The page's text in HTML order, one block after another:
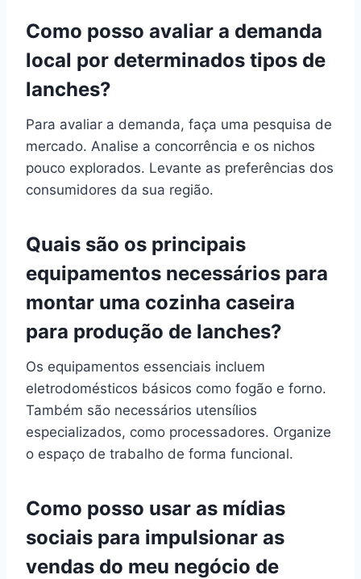
Como posso avaliar a demanda
local por determinados tipos de
lanches?
Para avaliar a demanda, faça uma pesquisa de
mercado. Analise a concorrência e os nichos
pouco explorados. Levante as preferências dos
consumidores da sua região.
Quais são os principais
equipamentos necessários para
montar uma cozinha caseira
para produção de lanches?
Os equipamentos essenciais incluem
eletrodomésticos básicos como fogão e forno.
Também são necessários utensílios
especializados, como processadores. Organize
o espaço de trabalho de forma funcional.
Como posso usar as mídias
sociais para impulsionar as
vendas do meu negócio de